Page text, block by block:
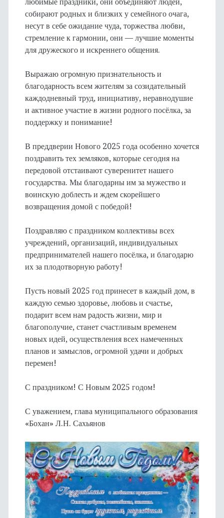
собирают родных и близких у семейного очага,
несут в себе ожидание чуда, торжества любви,
стремление к гармонии, они — лучшие моменты
для дружеского и искреннего общения.
Выражаю огромную признательность и
благодарность всем жителям за созидательный
каждодневный труд, инициативу, неравнодушие
и активное участие в жизни родного посёлка, за
поддержку и понимание!
В преддверии Нового 2025 года особенно хочется
поздравить тех земляков, которые сегодня на
передовой отстаивают суверенитет нашего
государства. Мы благодарны им за мужество и
воинскую доблесть и ждем скорейшего
возвращения домой с победой!
Поздравляю с праздником коллективы всех
учреждений, организаций, индивидуальных
предпринимателей нашего посёлка, и благодарю
их за плодотворную работу!
Пусть новый 2025 год принесет в каждый дом, в
каждую семью здоровье, любовь и счастье,
подарит всем нам радость жизни, мир и
благополучие, станет счастливым временем
новых идей, осуществления всех намеченных
планов и замыслов, огромной удачи и добрых
перемен!
С праздником! С Новым 2025 годом!
С уважением, глава муниципального образования
«Бохан» Л.Н. Сахьянов